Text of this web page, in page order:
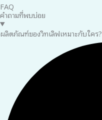
FAQ
คำถามที่พบบ่อย
ผลิตภัณฑ์ของวิทเลิฟเหมาะกับใคร?